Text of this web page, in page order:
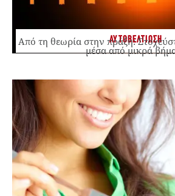
ΑΥΤΟΒΕΛΤΙΩΣΗ
Από τη θεωρία στην πράξη:
μέσα από μικρά